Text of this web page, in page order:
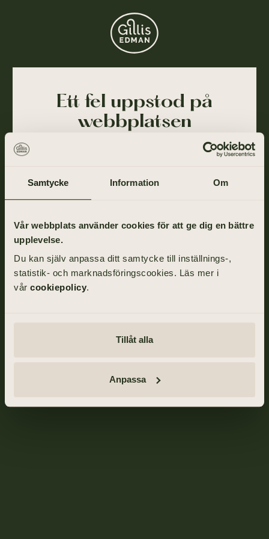
Samtycke Information Om
Vår webbplats använder cookies för att ge dig en bättre
upplevelse.
Du kan själv anpassa ditt samtycke till inställnings-,
statistik- och marknadsföringscookies. Läs mer i
vår cookiepolicy.
Tillåt alla
Anpassa
Ett fel uppstod på
webbplatsen
Ajdå! Vår webbplats stötte på ett tillfälligt fel och
rapporterat till oss och vi arbetar på att lösa det så
Gå tillbaka till startsidan om du vill fortsätta ditt
besök eller ring oss på
031-355 40 00
TILL STARTSIDAN